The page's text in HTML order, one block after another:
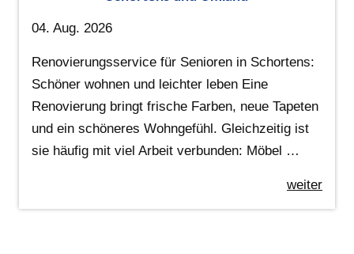
04. Aug. 2026
Renovierungsservice für Senioren in Schortens:
Schöner wohnen und leichter leben Eine
Renovierung bringt frische Farben, neue Tapeten
und ein schöneres Wohngefühl. Gleichzeitig ist
sie häufig mit viel Arbeit verbunden: Möbel …
weiter